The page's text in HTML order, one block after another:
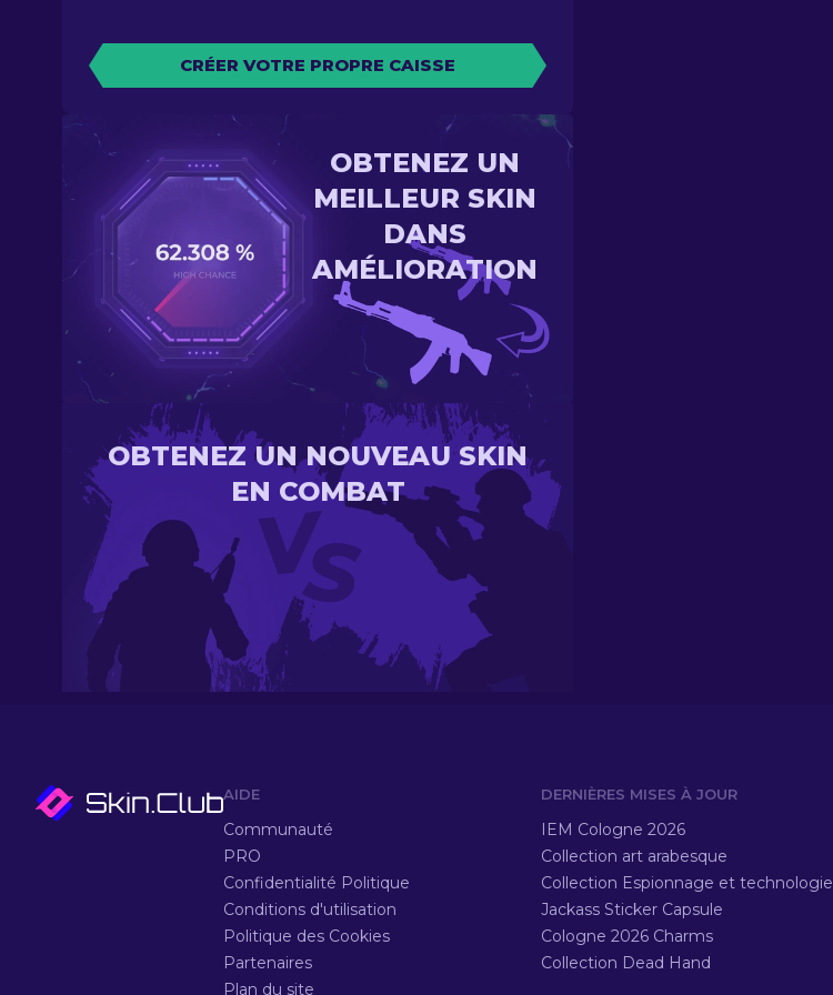
CRÉER VOTRE PROPRE CAISSE
OBTENEZ UN
MEILLEUR SKIN
DANS
AMÉLIORATION
OBTENEZ UN NOUVEAU SKIN
EN COMBAT
AIDE
Communauté
PRO
Confidentialité Politique
Conditions d'utilisation
Politique des Cookies
Partenaires
Plan du site
DERNIÈRES MISES À JOUR
IEM Cologne 2026
Collection art arabesque
Collection Espionnage et technologie
Jackass Sticker Capsule
Cologne 2026 Charms
Collection Dead Hand